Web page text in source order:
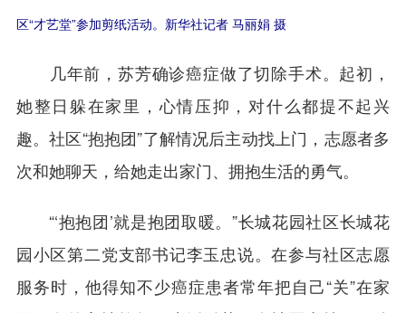
区“才艺堂”参加剪纸活动。新华社记者 马丽娟 摄
几年前，苏芳确诊癌症做了切除手术。起初，
她整日躲在家里，心情压抑，对什么都提不起兴
趣。社区“抱抱团”了解情况后主动找上门，志愿者多
次和她聊天，给她走出家门、拥抱生活的勇气。
“‘抱抱团’就是抱团取暖。”长城花园社区长城花
园小区第二党支部书记李玉忠说。在参与社区志愿
服务时，他得知不少癌症患者常年把自己“关”在家